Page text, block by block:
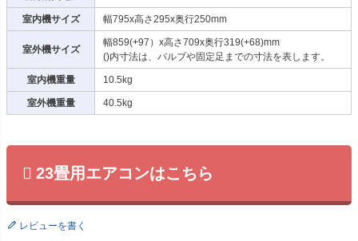
室内機サイズ 幅795x高さ295x奥行250mm
室外機サイズ
幅859(+97）x高さ709x奥行319(+68)mm
()内寸法は、バルブや固定足までの寸法を表します。
室内機重量 10.5kg
室外機重量 40.5kg
23畳用エアコンはこちら
レビューを書く